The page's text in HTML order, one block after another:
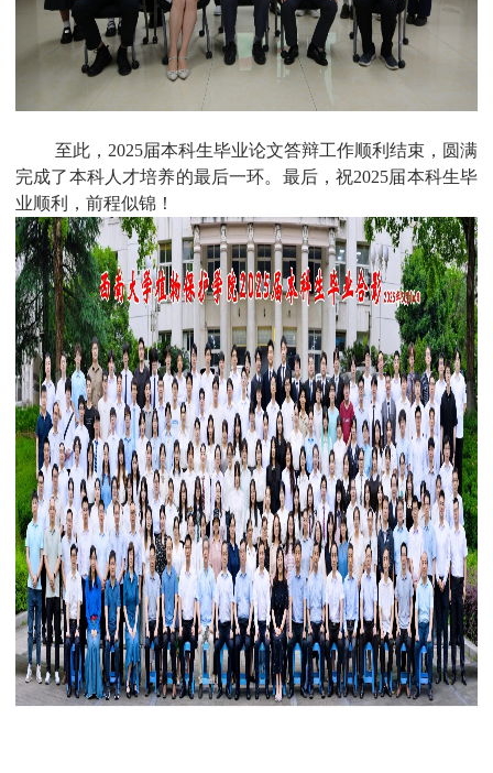
至此， 2025届本科生毕业论文答辩工作顺利结束，圆满
完成了本科人才培养的最后一环。最后，祝2025届本科生毕
业顺利，前程似锦！